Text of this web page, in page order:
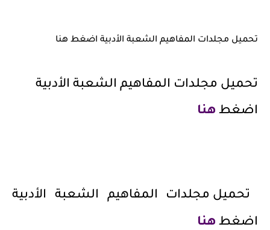
تحميل مجلدات المفاهيم الشعبة الأدبية اضغط هنا
تحميل مجلدات المفاهيم الشعبة الأدبية
اضغط هنا
تحميل مجلدات المفاهيم الشعبة الأدبية
اضغط هنا